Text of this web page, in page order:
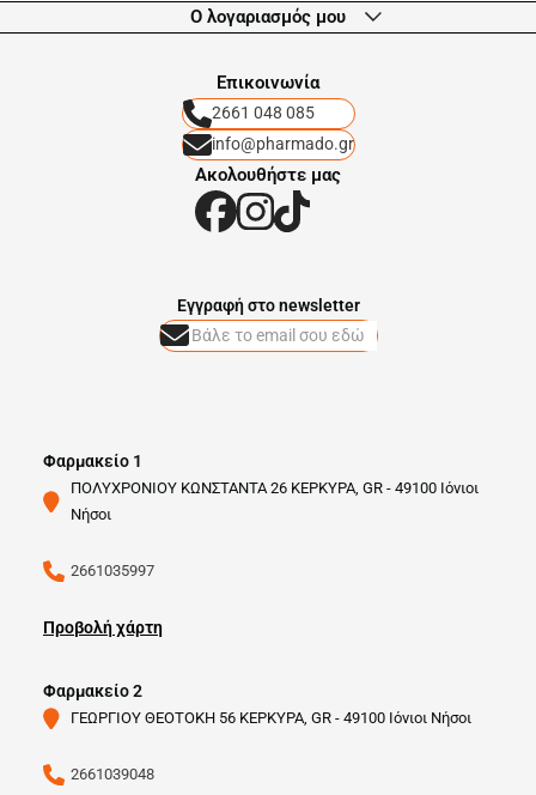
Ο λογαριασμός μου
Eπικοινωνία
2661 048 085
info@pharmado.gr
Ακολουθήστε μας
Φαρμακείο 1
ΠΟΛΥΧΡΟΝΙΟΥ ΚΩΝΣΤΑΝΤΑ 26 ΚΕΡΚΥΡΑ, GR - 49100 Ιόνιοι
Νήσοι
2661035997
Προβολή χάρτη
Φαρμακείο 2
ΓΕΩΡΓΙΟΥ ΘΕΟΤΟΚΗ 56 ΚΕΡΚΥΡΑ, GR - 49100 Ιόνιοι Νήσοι
2661039048
Eγγραφή στο newsletter